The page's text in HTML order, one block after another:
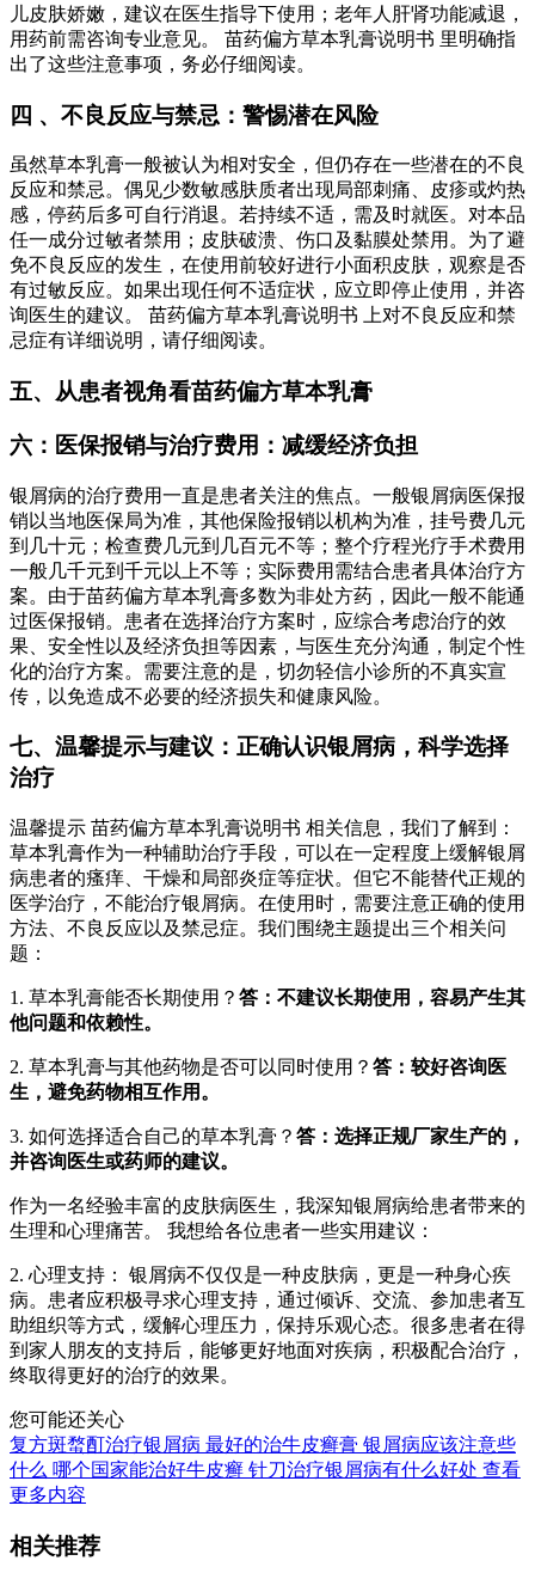
儿皮肤娇嫩，建议在医生指导下使用；老年人肝肾功能减退，
用药前需咨询专业意见。 苗药偏方草本乳膏说明书 里明确指
出了这些注意事项，务必仔细阅读。
四 、不良反应与禁忌：警惕潜在风险
虽然草本乳膏一般被认为相对安全，但仍存在一些潜在的不良
反应和禁忌。偶见少数敏感肤质者出现局部刺痛、皮疹或灼热
感，停药后多可自行消退。若持续不适，需及时就医。对本品
任一成分过敏者禁用；皮肤破溃、伤口及黏膜处禁用。为了避
免不良反应的发生，在使用前较好进行小面积皮肤，观察是否
有过敏反应。如果出现任何不适症状，应立即停止使用，并咨
询医生的建议。 苗药偏方草本乳膏说明书 上对不良反应和禁
忌症有详细说明，请仔细阅读。
五、从患者视角看苗药偏方草本乳膏
六：医保报销与治疗费用：减缓经济负担
银屑病的治疗费用一直是患者关注的焦点。一般银屑病医保报
销以当地医保局为准，其他保险报销以机构为准，挂号费几元
到几十元；检查费几元到几百元不等；整个疗程光疗手术费用
一般几千元到千元以上不等；实际费用需结合患者具体治疗方
案。由于苗药偏方草本乳膏多数为非处方药，因此一般不能通
过医保报销。患者在选择治疗方案时，应综合考虑治疗的效
果、安全性以及经济负担等因素，与医生充分沟通，制定个性
化的治疗方案。需要注意的是，切勿轻信小诊所的不真实宣
传，以免造成不必要的经济损失和健康风险。
七、温馨提示与建议：正确认识银屑病，科学选择
治疗
温馨提示 苗药偏方草本乳膏说明书 相关信息，我们了解到：
草本乳膏作为一种辅助治疗手段，可以在一定程度上缓解银屑
病患者的瘙痒、干燥和局部炎症等症状。但它不能替代正规的
医学治疗，不能治疗银屑病。在使用时，需要注意正确的使用
方法、不良反应以及禁忌症。我们围绕主题提出三个相关问
题：
1. 草本乳膏能否长期使用？ 答：不建议长期使用，容易产生其
他问题和依赖性。
2. 草本乳膏与其他药物是否可以同时使用？ 答：较好咨询医
生，避免药物相互作用。
3. 如何选择适合自己的草本乳膏？ 答：选择正规厂家生产的，
并咨询医生或药师的建议。
作为一名经验丰富的皮肤病医生，我深知银屑病给患者带来的
生理和心理痛苦。 我想给各位患者一些实用建议：
2. 心理支持： 银屑病不仅仅是一种皮肤病，更是一种身心疾
病。患者应积极寻求心理支持，通过倾诉、交流、参加患者互
助组织等方式，缓解心理压力，保持乐观心态。很多患者在得
到家人朋友的支持后，能够更好地面对疾病，积极配合治疗，
终取得更好的治疗的效果。
您可能还关心
复方斑蝥酊治疗银屑病 最好的治牛皮癣膏 银屑病应该注意些
什么 哪个国家能治好牛皮癣 针刀治疗银屑病有什么好处 查看
更多内容
相关推荐